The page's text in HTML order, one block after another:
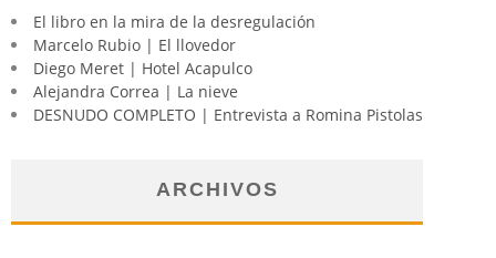
El libro en la mira de la desregulación
Marcelo Rubio | El llovedor
Diego Meret | Hotel Acapulco
Alejandra Correa | La nieve
DESNUDO COMPLETO | Entrevista a Romina Pistolas
ARCHIVOS